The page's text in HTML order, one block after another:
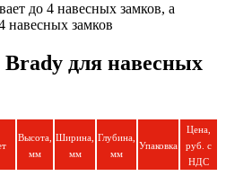
до 4 навесных замков, а
навесных замков
для навесных
Высота,
мм
Ширина,
мм
Глубина,
мм
Упаковка
Цена,
руб. с
НДС